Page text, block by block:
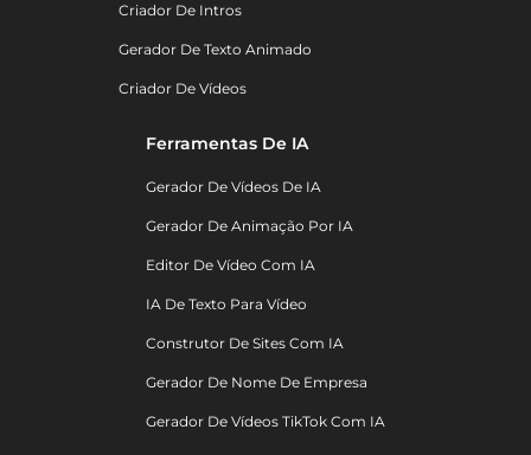
Criador De Intros
Gerador De Texto Animado
Criador De Vídeos
Ferramentas De IA
Gerador De Vídeos De IA
Gerador De Animação Por IA
Editor De Vídeo Com IA
IA De Texto Para Vídeo
Construtor De Sites Com IA
Gerador De Nome De Empresa
Gerador De Vídeos TikTok Com IA